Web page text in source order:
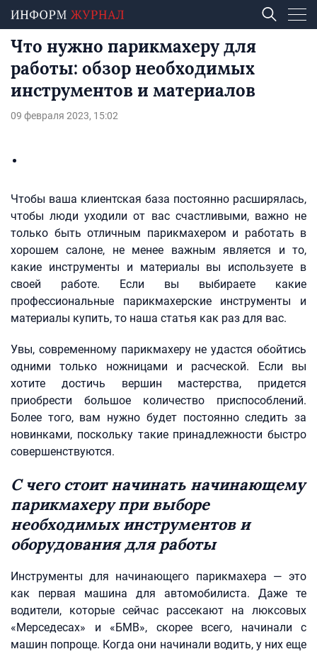
Что нужно парикмахеру для
работы: обзор необходимых
инструментов и материалов
09 февраля 2023, 15:02
Чтобы ваша клиентская база постоянно расширялась,
чтобы люди уходили от вас счастливыми, важно не
только быть отличным парикмахером и работать в
хорошем салоне, не менее важным является и то,
какие инструменты и материалы вы используете в
своей работе. Если вы выбираете какие
профессиональные парикмахерские инструменты и
материалы купить, то наша статья как раз для вас.
Увы, современному парикмахеру не удастся обойтись
одними только ножницами и расческой. Если вы
хотите достичь вершин мастерства, придется
приобрести большое количество приспособлений.
Более того, вам нужно будет постоянно следить за
новинками, поскольку такие принадлежности быстро
совершенствуются.
С чего стоит начинать начинающему
парикмахеру при выборе
необходимых инструментов и
оборудования для работы
Инструменты для начинающего парикмахера — это
как первая машина для автомобилиста. Даже те
водители, которые сейчас рассекают на люксовых
«Мерседесах» и «БМВ», скорее всего, начинали с
машин попроще. Когда они начинали водить, у них еще